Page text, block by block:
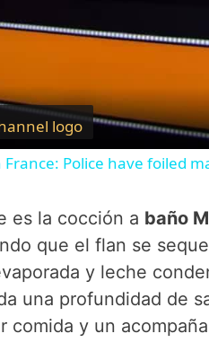
l
i
Police have foiled
es la cocción a baño
que el flan se
y leche
una profundidad de
comida y un